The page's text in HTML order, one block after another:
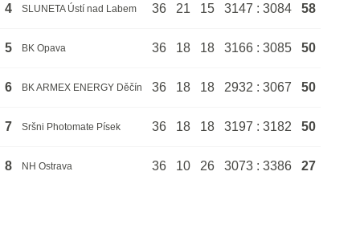
4 SLUNETA Ústí nad Labem 36 21 15 3147 : 3084 58
5 BK Opava 36 18 18 3166 : 3085 50
6 BK ARMEX ENERGY Děčín 36 18 18 2932 : 3067 50
7 Sršni Photomate Písek 36 18 18 3197 : 3182 50
8 NH Ostrava 36 10 26 3073 : 3386 27